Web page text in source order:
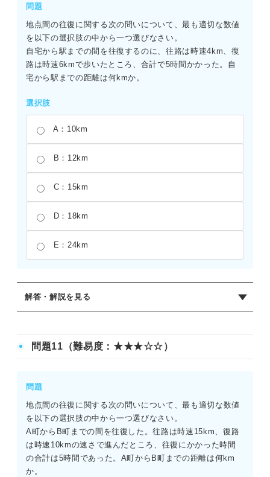
問題
地点間の往復に関する次の問いについて、最も適切な数値
を以下の選択肢の中から一つ選びなさい。
自宅から駅までの間を往復するのに、往路は時速4km、復
路は時速6kmで歩いたところ、合計で5時間かかった。自
宅から駅までの距離は何kmか。
選択肢
A：10km
B：12km
C：15km
D：18km
E：24km
解答・解説を見る
距離をx[km]とすると、「往路の時間＋復路の時間＝5時
間」という方程式が成り立つ。x/4＋x/6＝5の両辺に12をか
間をかけて距離を25kmとするようなミスをしないよう注意
が必要。
問題11（難易度：★★★☆☆）
問題
地点間の往復に関する次の問いについて、最も適切な数値
を以下の選択肢の中から一つ選びなさい。
A町からB町までの間を往復した。往路は時速15km、復路
は時速10kmの速さで進んだところ、往復にかかった時間
の合計は5時間であった。A町からB町までの距離は何km
か。